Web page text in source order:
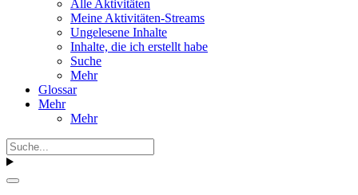
Alle Aktivitäten
Meine Aktivitäten-Streams
Ungelesene Inhalte
Inhalte, die ich erstellt habe
Suche
Mehr
Glossar
Mehr
Mehr